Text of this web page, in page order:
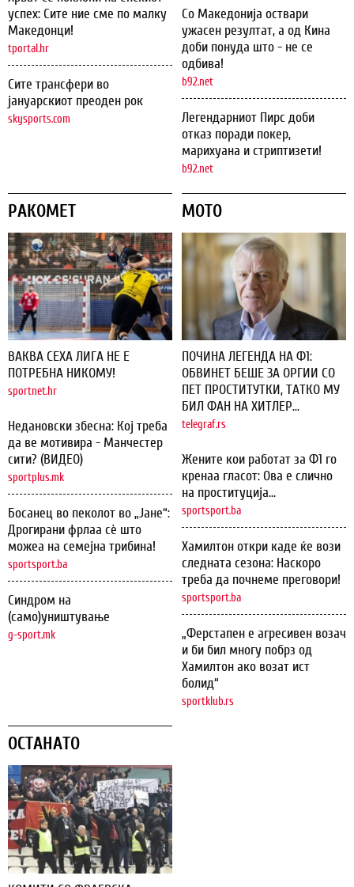
успех: Сите ние сме по малку
Македонци!
tportal.hr
Сите трансфери во
јануарскиот преоден рок
skysports.com
Со Македонија оствари
ужасен резултат, а од Кина
доби понуда што - не се
одбива!
b92.net
Легендарниот Пирс доби
отказ поради покер,
марихуана и стриптизети!
b92.net
РАКОМЕТ
ВАКВА СЕХА ЛИГА НЕ Е
ПОТРЕБНА НИКОМУ!
sportnet.hr
Недановски збесна: Кој треба
да ве мотивира - Манчестер
сити? (ВИДЕО)
sportplus.mk
Босанец во пеколот во „Јане“:
Дрогирани фрлаа сѐ што
можеа на семејна трибина!
sportsport.ba
Синдром на
(само)уништување
g-sport.mk
МОТО
ПОЧИНА ЛЕГЕНДА НА Ф1:
ОБВИНЕТ БЕШЕ ЗА ОРГИИ СО
ПЕТ ПРОСТИТУТКИ, ТАТКО МУ
БИЛ ФАН НА ХИТЛЕР...
telegraf.rs
Жените кои работат за Ф1 го
кренаа гласот: Ова е слично
на проституција...
sportsport.ba
Хамилтон откри каде ќе вози
следната сезона: Наскоро
треба да почнеме преговори!
sportsport.ba
„Ферстапен е агресивен возач
и би бил многу побрз од
Хамилтон ако возат ист
болид“
sportklub.rs
ОСТАНАТО